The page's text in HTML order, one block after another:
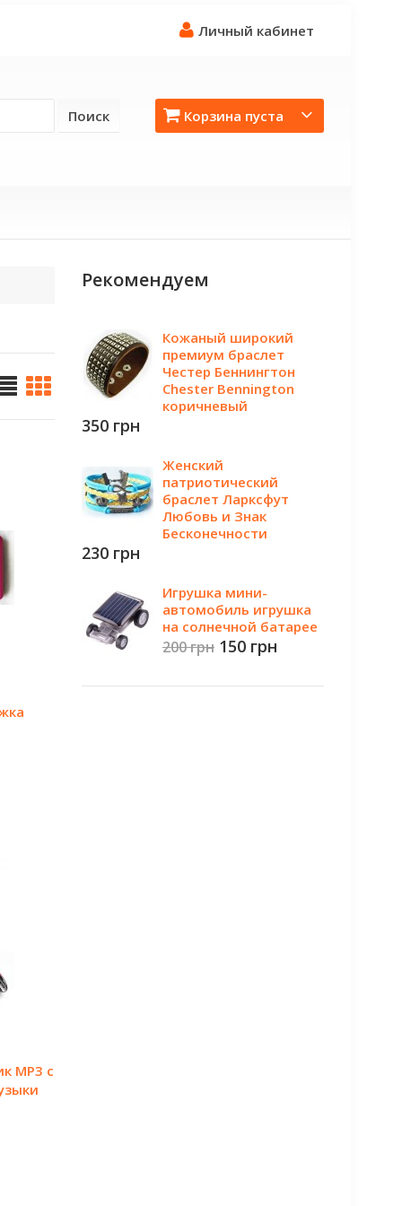
Личный кабинет
Корзина пуста
Поиск
MP3 с
Рекомендуем
Кожаный широкий
премиум браслет
Честер Беннингтон
Chester Bennington
коричневый
350 грн
Женский
патриотический
браслет Ларксфут
Любовь и Знак
Бесконечности
230 грн
Игрушка мини-
автомобиль игрушка
на солнечной батарее
200 грн 150 грн